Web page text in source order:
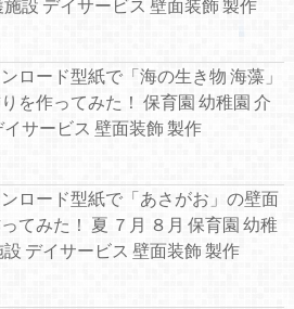
設 デイサービス 壁面装飾 製作
ロード型紙で「海の生き物 海藻」
を作ってみた！ 保育園 幼稚園 介
サービス 壁面装飾 製作
ロード型紙で「あさがお」の壁面
てみた！ 夏 ７月 ８月 保育園 幼稚
設 デイサービス 壁面装飾 製作